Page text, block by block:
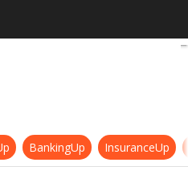
a Zuckerberg interessa
BankingUp InsuranceUp